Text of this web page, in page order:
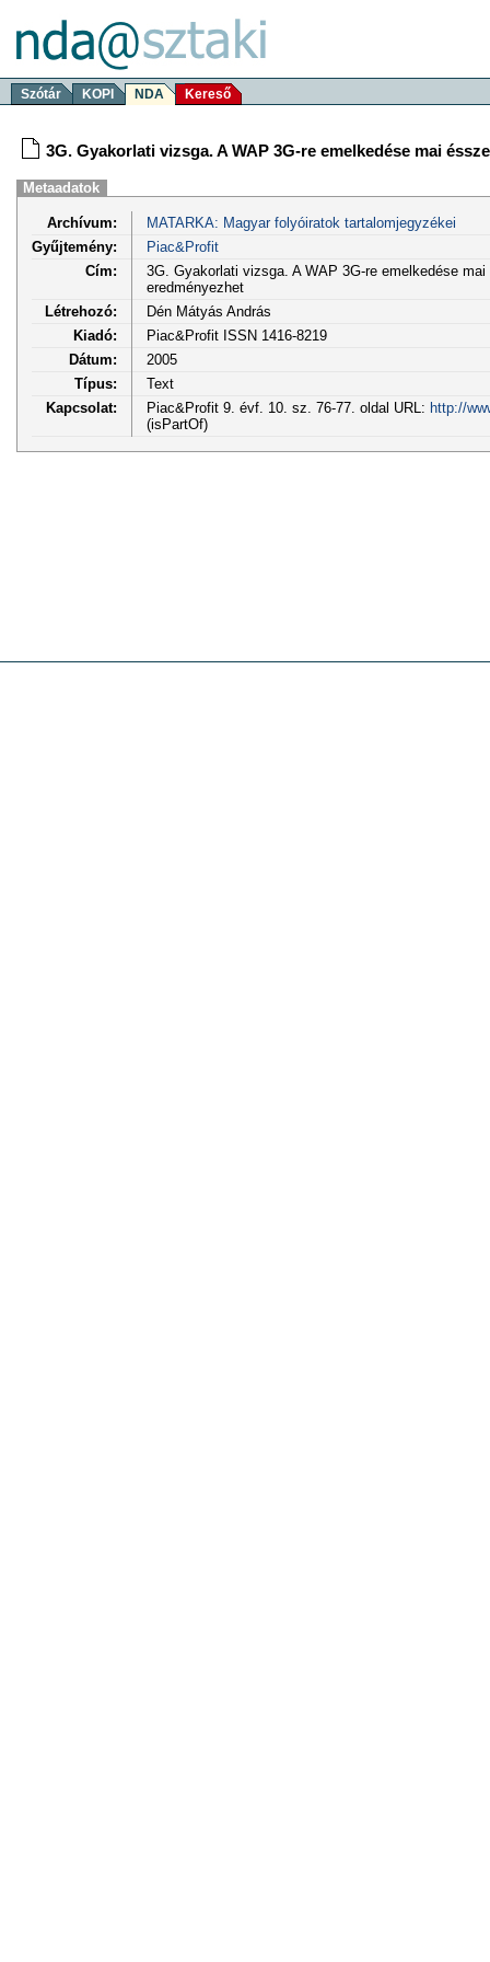
Szótár KOPI NDA Kereső
3G. Gyakorlati vizsga. A WAP 3G-re emelkedése mai
Metaadatok
Archívum:
MATARKA: Magyar folyóiratok tartalomjegyzékei
Gyűjtemény:
Piac&Profit
Cím:
3G. Gyakorlati vizsga. A WAP 3G-re emelkedése
eredményezhet
Létrehozó:
Dén Mátyás András
Kiadó:
Piac&Profit ISSN 1416-8219
Dátum:
2005
Típus:
Text
Kapcsolat:
Piac&Profit 9. évf. 10. sz. 76-77. oldal URL: http://
(isPartOf)